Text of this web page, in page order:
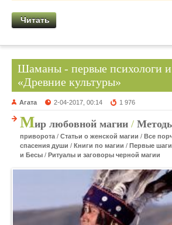
Читать
Шаманы - первые психологи и
«Древние культуры»
Агата 2-04-2017, 00:14 1 976
Мир любовной магии /
приворота / Статьи о женской магии / Все
спасения души / Книги по магии / Первые
и Бесы / Ритуалы и заговоры черной магии